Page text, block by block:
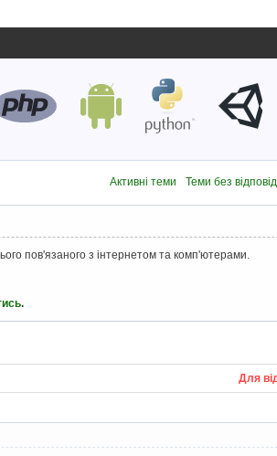
Активні теми Теми без
пов'язаного з інтернетом та комп'ютерами.
.
Для